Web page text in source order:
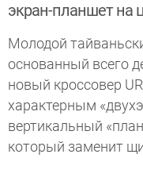
экран-планшет на
Молодой
основанный всего
новый кроссовер
характерным
вертикальный
который заменит